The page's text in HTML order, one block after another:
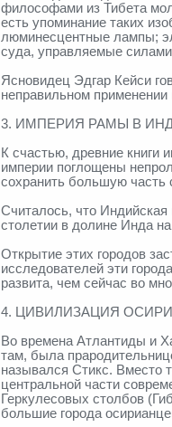
философами из Тибета
есть упоминание таких
люминесцентные лампы;
суда, управляемые силами
Ясновидец Эдгар Кейси
неправильном
3. ИМПЕРИЯ РАМЫ В
К счастью, древние книги
империи поглощены
сохранить большую часть
Считалось, что
столетии в долине Инда
Открытие этих городов
исследователей эти
развита, чем сейчас во
4. ЦИВИЛИЗАЦИЯ
Во времена Атлантиды и
там, была
назывался Стикс. Вместо
центральной части
Геркулесовых столбов
большие города